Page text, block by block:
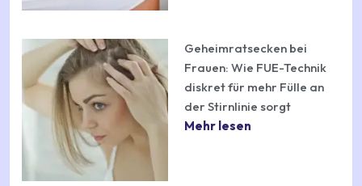
Geheimratsecken bei
Frauen: Wie FUE-Technik
diskret für mehr Fülle an
der Stirnlinie sorgt
Mehr lesen